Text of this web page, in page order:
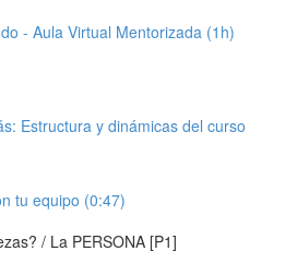
- Aula Virtual Mentorizada (1h)
Estructura y dinámicas del curso
tu equipo (0:47)
/ La PERSONA [P1]